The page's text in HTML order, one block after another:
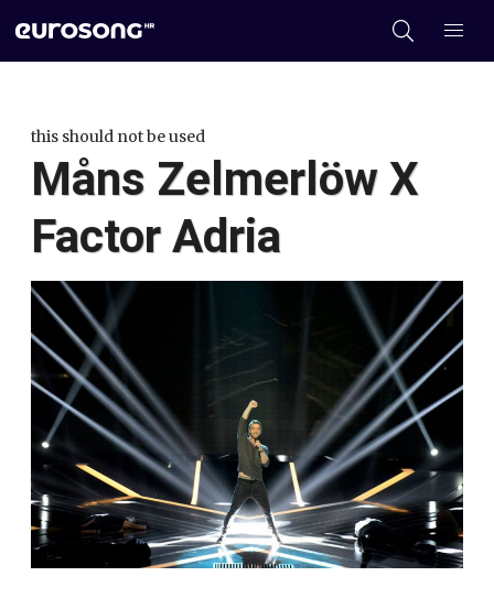
this should not be used
Måns Zelmerlöw X
Factor Adria